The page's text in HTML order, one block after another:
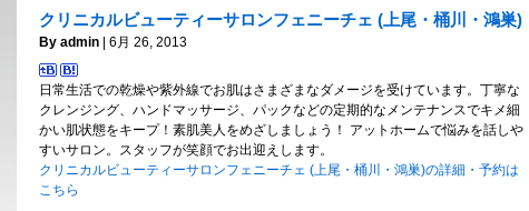
クリニカルビューティーサロンフェニーチェ (上尾・桶川・鴻巣)
By admin | 6月 26, 2013
日常生活での乾燥や紫外線でお肌はさまざまなダメージを受けています。丁寧な
クレンジング、ハンドマッサージ、パックなどの定期的なメンテナンスでキメ細
かい肌状態をキープ！素肌美人をめざしましょう！ アットホームで悩みを話しや
すいサロン。スタッフが笑顔でお出迎えします。
クリニカルビューティーサロンフェニーチェ (上尾・桶川・鴻巣)の詳細・予約は
こちら